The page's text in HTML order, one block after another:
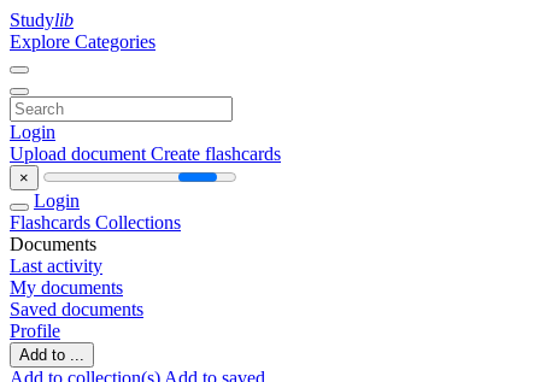
Studylib
Explore Categories
Login
Upload document Create flashcards
×
Login
Flashcards Collections
Documents
Last activity
My documents
Saved documents
Profile
Add to ...
Add to collection(s) Add to saved